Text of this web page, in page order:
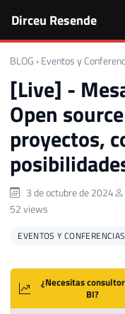
Dirceu Resende
BLOG › Eventos y
[Live] -
Open
proyectos,
3 de octubre de 2024
52 views
EVENTOS Y CONFERENCIAS
¿Necesitas
BI?